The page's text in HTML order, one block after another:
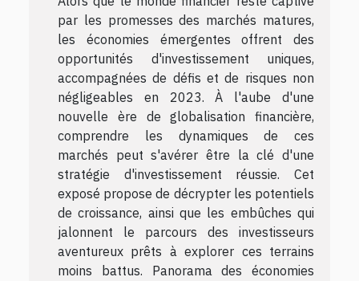
par les promesses des marchés matures,
les économies émergentes offrent des
opportunités d'investissement uniques,
accompagnées de défis et de risques non
négligeables en 2023. À l'aube d'une
nouvelle ère de globalisation financière,
comprendre les dynamiques de ces
marchés peut s'avérer être la clé d'une
stratégie d'investissement réussie. Cet
exposé propose de décrypter les potentiels
de croissance, ainsi que les embûches qui
jalonnent le parcours des investisseurs
aventureux prêts à explorer ces terrains
moins battus. Panorama des économies